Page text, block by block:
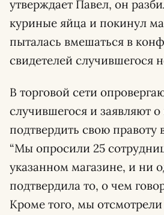
утверждает Павел, он
куриные яйца и покинул
пыталась вмешаться в
свидетелей случившегося
В торговой сети
случившегося и заявляют о
подтвердить свою правоту
“Мы опросили 25
указанном магазине, и ни
подтвердила то, о чем
Кроме того, мы отсмотрели